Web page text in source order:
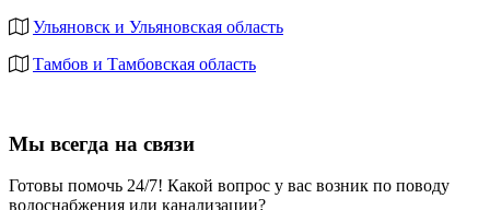
Ульяновск и Ульяновская область
Тамбов и Тамбовская область
Мы всегда на связи
Готовы помочь 24/7! Какой вопрос у вас возник по поводу
водоснабжения или канализации?